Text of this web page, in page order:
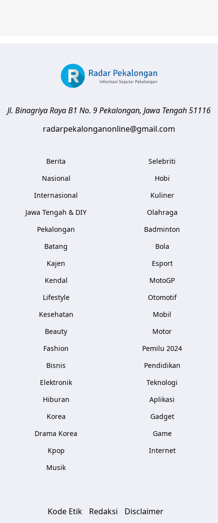
Jl. Binagriya Raya B1 No. 9Pekalongan, Jawa Tengah51116
radarpekalonganonline@gmail.com
Berita
Nasional
Internasional
Jawa Tengah & DIY
Pekalongan
Batang
Kajen
Kendal
Lifestyle
Kesehatan
Beauty
Fashion
Bisnis
Elektronik
Hiburan
Korea
Drama Korea
Kpop
Musik
Selebriti
Hobi
Kuliner
Olahraga
Badminton
Bola
Esport
MotoGP
Otomotif
Mobil
Motor
Pemilu 2024
Pendidikan
Teknologi
Aplikasi
Gadget
Game
Internet
Kode Etik Redaksi Disclaimer